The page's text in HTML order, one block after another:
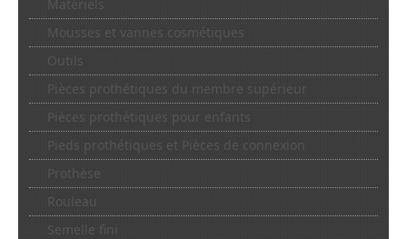
Matériels
Mousses et vannes cosmétiques
Outils
Pièces prothétiques du membre supérieur
Pièces prothétiques pour enfants
Pieds prothétiques et Pièces de connexion
Prothèse
Rouleau
Semelle fini